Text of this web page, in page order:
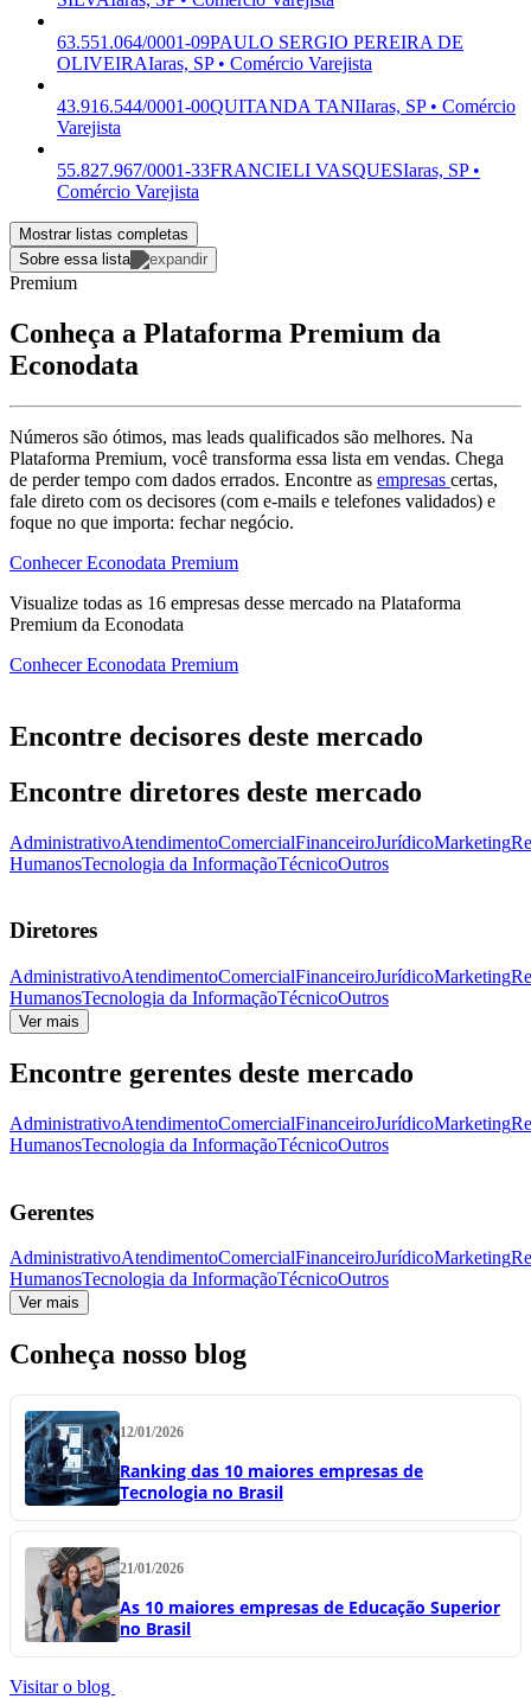
63.551.064/0001-09PAULO SERGIO PEREIRA DE
OLIVEIRAIaras, SP • Comércio Varejista
43.916.544/0001-00QUITANDA TANIIaras, SP • Comércio
Varejista
55.827.967/0001-33FRANCIELI VASQUESIaras, SP •
Comércio Varejista
Mostrar listas completas
Sobre essa lista
Premium
Conheça a Plataforma Premium da
Econodata
Números são ótimos, mas leads qualificados são melhores. Na
Plataforma Premium, você transforma essa lista em vendas. Chega
de perder tempo com dados errados. Encontre as empresas certas,
fale direto com os decisores (com e-mails e telefones validados) e
foque no que importa: fechar negócio.
Conhecer Econodata Premium
Visualize todas as 16 empresas desse mercado na Plataforma
Premium da Econodata
Conhecer Econodata Premium
Encontre decisores deste mercado
Encontre diretores deste mercado
AdministrativoAtendimentoComercialFinanceiroJurídicoMarketing
HumanosTecnologia da InformaçãoTécnicoOutros
Diretores
AdministrativoAtendimentoComercialFinanceiroJurídicoMarketing
HumanosTecnologia da InformaçãoTécnicoOutros
Ver mais
Encontre gerentes deste mercado
AdministrativoAtendimentoComercialFinanceiroJurídicoMarketing
HumanosTecnologia da InformaçãoTécnicoOutros
Gerentes
AdministrativoAtendimentoComercialFinanceiroJurídicoMarketing
HumanosTecnologia da InformaçãoTécnicoOutros
Ver mais
Conheça nosso blog
12/01/2026
Ranking das 10 maiores empresas de
Tecnologia no Brasil
21/01/2026
As 10 maiores empresas de Educação Superior
no Brasil
Visitar o blog